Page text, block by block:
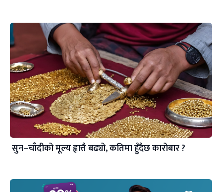
सुन–चाँदीको मूल्य ह्वात्तै बढ्यो, कतिमा हुँदैछ कारोबार ?